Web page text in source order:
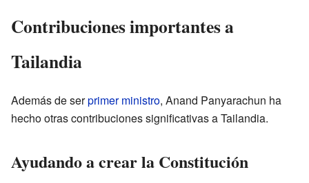
Contribuciones importantes a
Tailandia
Además de serprimer ministro, Anand Panyarachun ha
hecho otras contribuciones significativas a Tailandia.
Ayudando a crear la Constitución